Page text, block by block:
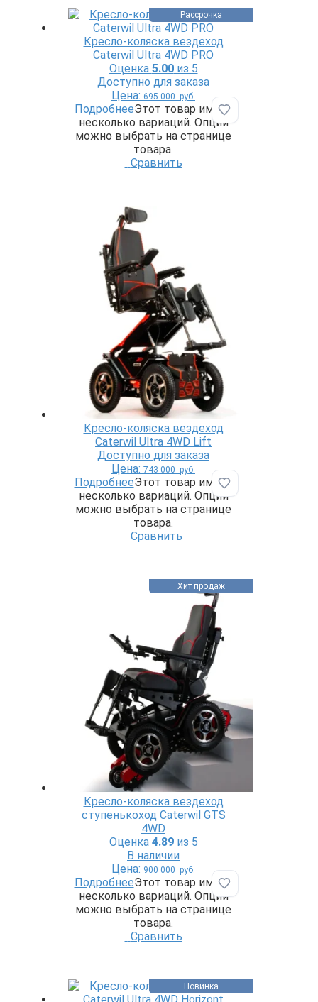
Кресло-коляска вездеход
Caterwil Ultra 4WD PRO
Оценка 5.00из 5
Доступно для заказа
Цена: 695 000 руб.
Рассрочка
Добавить в
ПодробнееЭтот товар имеет
несколько вариаций. Опции
можно выбрать на странице
товара.
Сравнить
Кресло-коляска вездеход
Caterwil Ultra 4WD Lift
Доступно для заказа
Цена: 743 000 руб.
Добавить в
ПодробнееЭтот товар имеет
несколько вариаций. Опции
можно выбрать на странице
товара.
Сравнить
Кресло-коляска вездеход
ступенькоход Caterwil GTS
4WD
Оценка 4.89из 5
В наличии
Цена: 900 000 руб.
Хит продаж
Добавить в
ПодробнееЭтот товар имеет
несколько вариаций. Опции
можно выбрать на странице
товара.
Сравнить
Новинка